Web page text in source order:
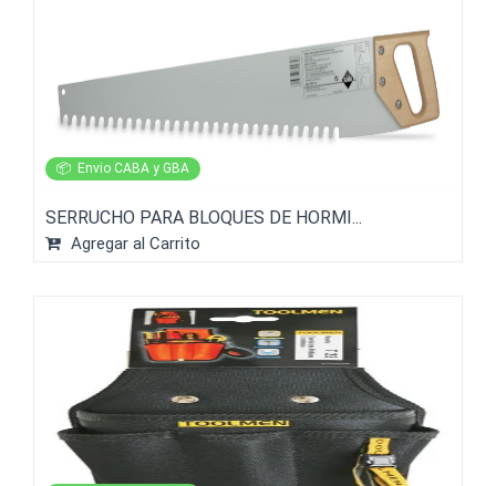
📦 Envio CABA y GBA
SERRUCHO PARA BLOQUES DE HORMI...
Agregar al Carrito